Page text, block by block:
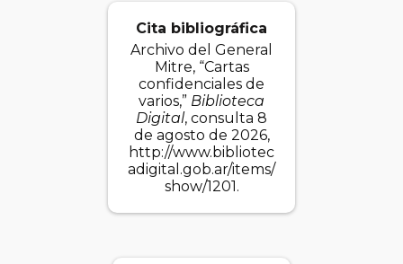
Cita bibliográfica
Archivo del General
Mitre, “Cartas
confidenciales de
varios,” Biblioteca
Digital, consulta 8
de agosto de 2026,
http://www.bibliotec
adigital.gob.ar/items/
show/1201 .